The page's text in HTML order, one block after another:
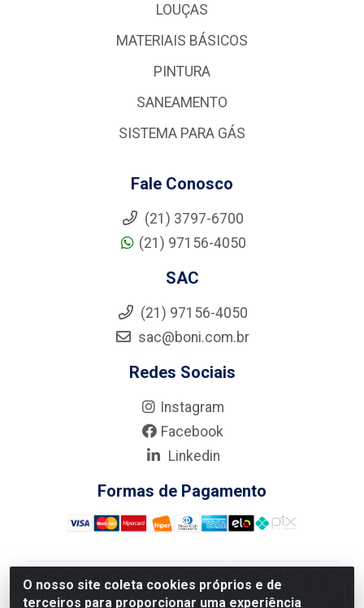
O nosso site coleta cookies próprios e de
terceiros para proporcionar uma experiência
LOUÇAS
MATERIAIS BÁSICOS
PINTURA
SANEAMENTO
SISTEMA PARA GÁS
Fale Conosco
(21) 3797-6700
(21) 97156-4050
SAC
(21) 97156-4050
sac@boni.com.br
Redes Sociais
Instagram
Facebook
Linkedin
Formas de Pagamento
Nova Boni Distribuidora de Material de Construção LTDA
- Rua Alice Tibiriçá, 330 - Vila Da Penha, Rio de